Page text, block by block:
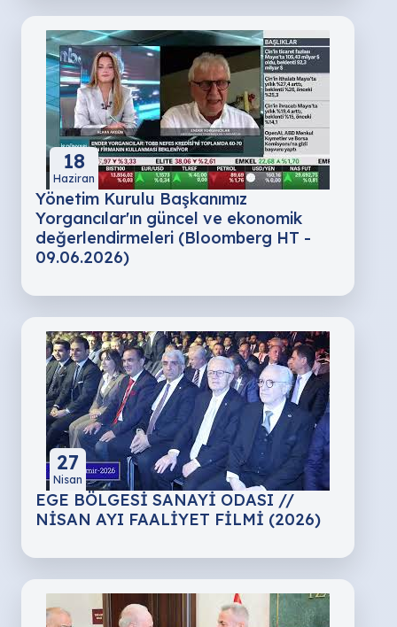
18
Haziran
Yönetim Kurulu Başkanımız
Yorgancılar'ın güncel ve ekonomik
değerlendirmeleri (Bloomberg HT -
09.06.2026)
27
Nisan
EGE BÖLGESİ SANAYİ ODASI //
NİSAN AYI FAALİYET FİLMİ (2026)